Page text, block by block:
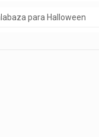
para Halloween